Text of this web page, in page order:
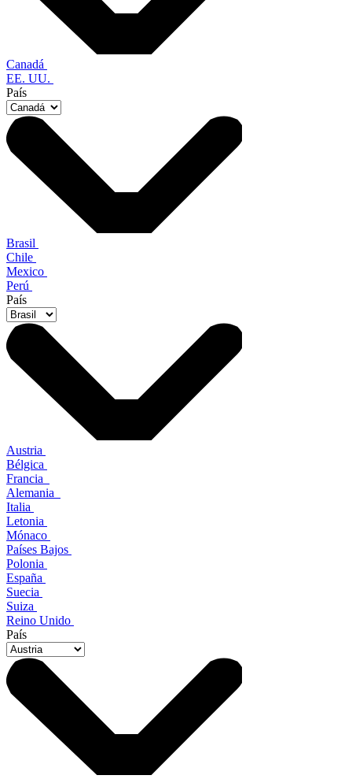
Canadá
EE. UU.
País
Brasil
Chile
Mexico
Perú
País
Austria
Bélgica
Francia
Alemania
Italia
Letonia
Mónaco
Países Bajos
Polonia
España
Suecia
Suiza
Reino Unido
País